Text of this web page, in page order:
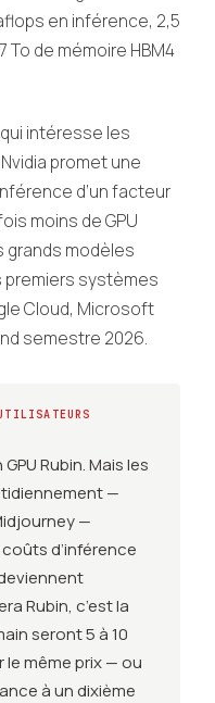
en inférence, 2,5
de mémoire HBM4
intéresse les
promet une
d’un facteur
moins de GPU
grands modèles
premiers systèmes
Cloud, Microsoft
semestre 2026.
Rubin. Mais les
—
—
d’inférence
Rubin, c’est la
seront 5 à 10
même prix — ou
à un dixième